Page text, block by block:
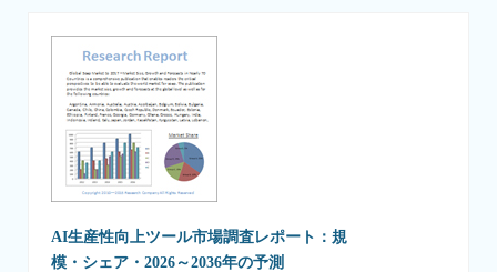
AI生産性向上ツール市場調査レポート：規
模・シェア・2026～2036年の予測